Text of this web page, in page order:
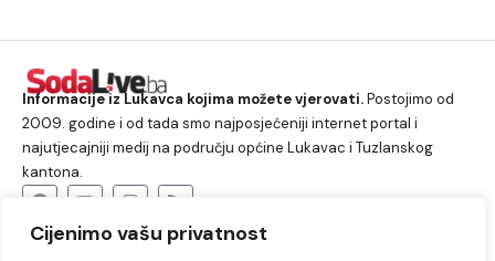
Cijenimo vašu privatnost
Informacije iz Lukavca kojima možete vjerovati.Postojimo od
2009. godine i od tada smo najposjećeniji internet portal i
najutjecajniji medij na području općine Lukavac i Tuzlanskog
kantona.